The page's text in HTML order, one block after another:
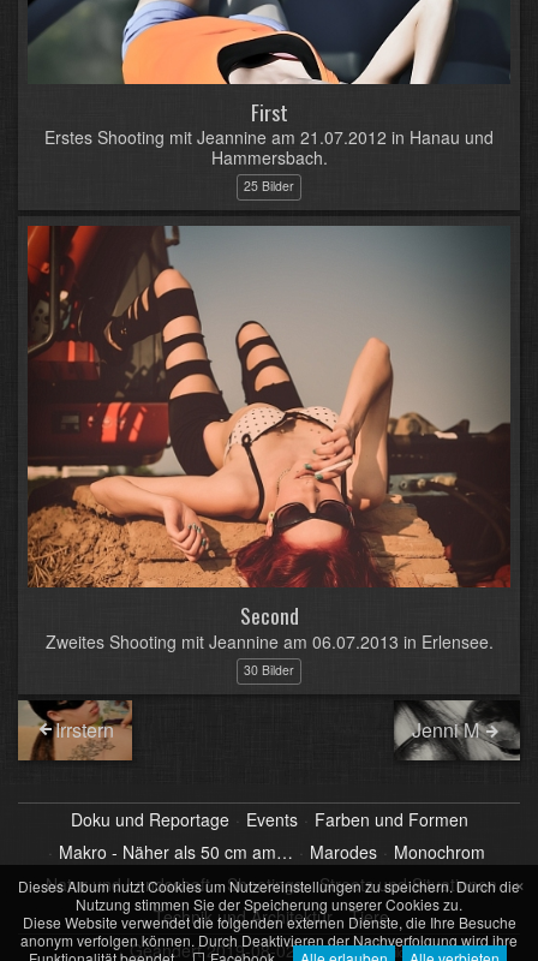
First
Erstes Shooting mit Jeannine am 21.07.2012 in Hanau und
Hammersbach.
25 Bilder
Second
Zweites Shooting mit Jeannine am 06.07.2013 in Erlensee.
30 Bilder
Irrstern Jenni M
Doku und Reportage Events
Farben und Formen
Makro - Näher als 50 cm am…
Marodes
Monochrom
Natur und Landschaft
Shootings
Streets und Situationen
Technik und Architektur
Tiere
Geändert2019-08-02 22:00 55 Bilder
×
Dieses Album nutzt Cookies um Nutzereinstellungen zu speichern. Durch die
Nutzung stimmen Sie der Speicherung unserer Cookies zu.
Diese Website verwendet die folgenden externen Dienste, die Ihre Besuche
anonym verfolgen können. Durch Deaktivieren der Nachverfolgung wird ihre